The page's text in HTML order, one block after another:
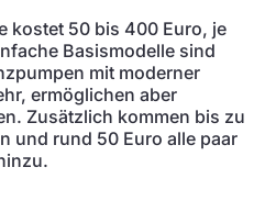
kostet 50 bis 400 Euro, je
Basismodelle sind
mit moderner
ermöglichen aber
Zusätzlich kommen bis zu
und rund 50 Euro alle paar